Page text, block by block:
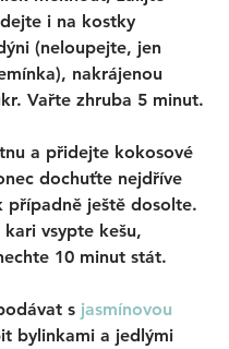
i na kostky
(neloupejte, jen
nakrájenou
Vařte zhruba 5 minut.
a přidejte kokosové
dochuťte nejdříve
případně ještě dosolte.
vsypte kešu,
10 minut stát.
s jasmínovou
bylinkami a jedlými